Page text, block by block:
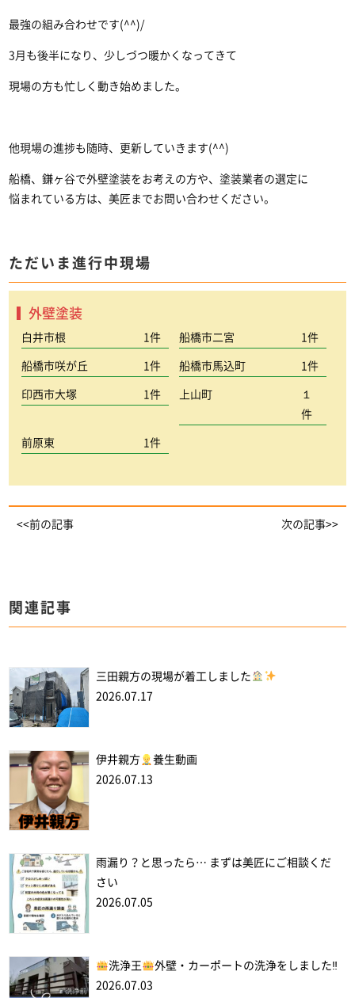
最強の組み合わせです(^^)/
3月も後半になり、少しづつ暖かくなってきて
現場の方も忙しく動き始めました。
他現場の進捗も随時、更新していきます(^^)
船橋、鎌ヶ谷で外壁塗装をお考えの方や、塗装業者の選定に
悩まれている方は、美匠までお問い合わせください。
ただいま進行中現場
外壁塗装
白井市根 1件 船橋市二宮 1件
船橋市咲が丘 1件 船橋市馬込町 1件
印西市大塚 1件 上山町
１
件
前原東 1件
<<前の記事 次の記事>>
関連記事
三田親方の現場が着工しました
2026.07.17
伊井親方
養生動画
2026.07.13
雨漏り？と思ったら… まずは美匠にご相談くだ
さい
2026.07.05
洗浄王
外壁・カーポートの洗浄をしました‼
2026.07.03